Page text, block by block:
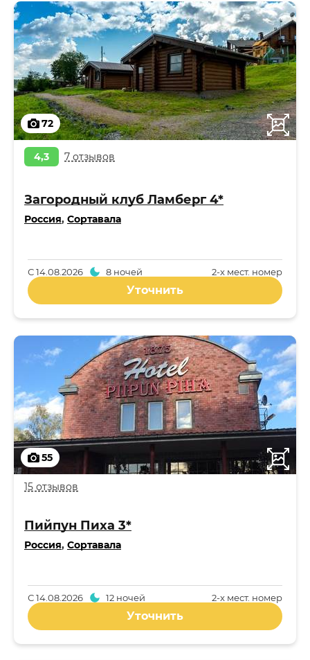
72
4,3 7 отзывов
Загородный клуб Ламберг 4*
Россия, Сортавала
2-x мест. номер
С14.08.2026 8 ночей
Уточнить
55
15 отзывов
Пийпун Пиха 3*
Россия, Сортавала
2-x мест. номер
С14.08.2026 12 ночей
Уточнить